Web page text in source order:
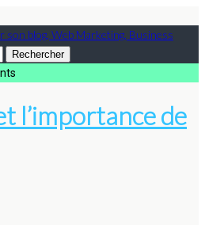
son blog, Web Marketing, Business
l’importance de